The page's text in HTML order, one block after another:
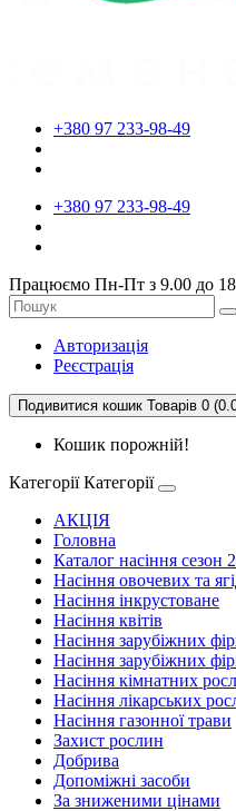
+380 97 233-98-49
+380 97 233-98-49
Працюємо Пн-Пт з 9.00 до
Авторизація
Реєстрація
Подивитися кошик Товарів 0
Кошик порожній!
Категорії Категорії
АКЦІЯ
Головна
Каталог насіння сезон
Насіння овочевих та
Насіння інкрустоване
Насіння квітів
Насіння зарубіжних
Насіння зарубіжних
Насіння кімнатних
Насіння лікарських
Насіння газонної трави
Захист рослин
Добрива
Допоміжні засоби
За зниженими цінами